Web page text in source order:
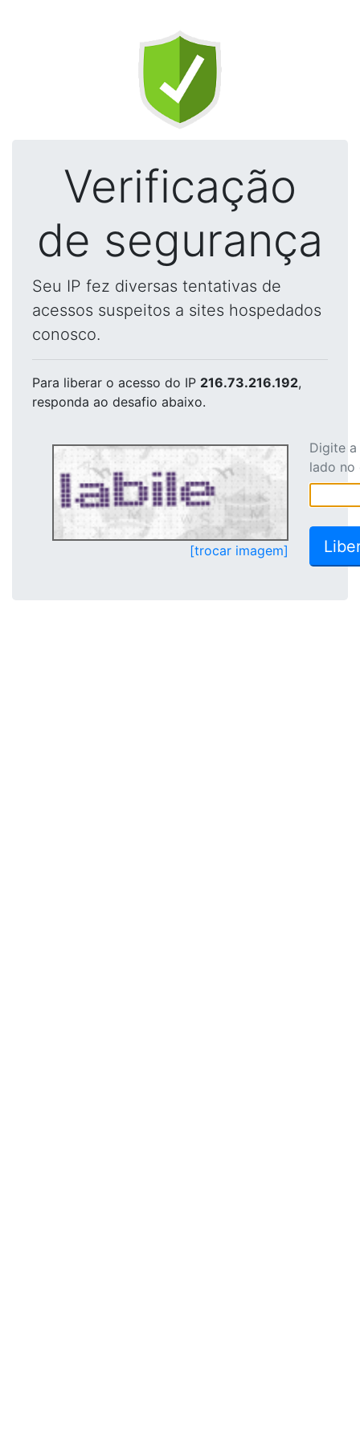
Verificação
de segurança
Seu IP fez diversas tentativas de
acessos suspeitos a sites hospedados
conosco.
Para liberar o acesso do IP 216.73.216.192,
responda ao desafio abaixo.
[trocar imagem]
Digite
lado no